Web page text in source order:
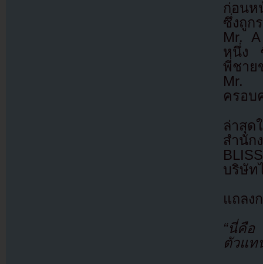
ก่อนห
ซึ่งถูก
Mr.
หนึ่ง
พี่ชาย
Mr.
ครอบ
ล่าสุด
สำนั
บริษัท
แถลง
“นี่คือ
ตัวแท